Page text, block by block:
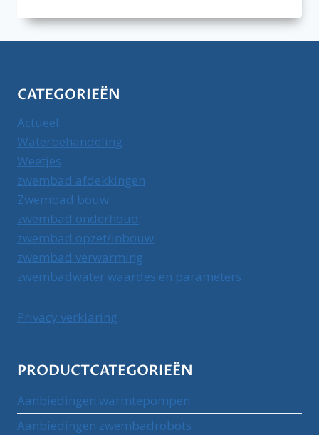
DESINFECTIE
CATEGORIEËN
Actueel
Waterbehandeling
Weetjes
zwembad afdekkingen
Zwembad bouw
zwembad onderhoud
zwembad opzet/inbouw
zwembad verwarming
zwembadwater waardes en parameters
Privacy verklaring
PRODUCTCATEGORIEËN
Aanbiedingen warmtepompen
Aanbiedingen zwembadrobots